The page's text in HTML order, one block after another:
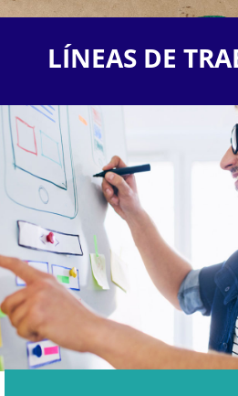
LÍNEAS DE